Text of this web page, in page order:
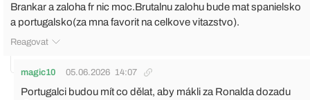
Brankar a zaloha fr nic moc.Brutalnu zalohu bude mat spanielsko
a portugalsko(za mna favorit na celkove vitazstvo).
Reagovat
magic10 05.06.2026 14:07
Portugalci budou mít co dělat, aby mákli za Ronalda dozadu